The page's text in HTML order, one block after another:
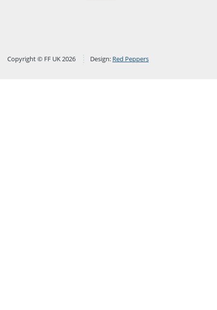
Copyright © FF UK 2026 Design: Red Peppers